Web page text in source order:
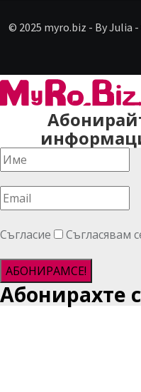
© 2025 myro.biz - By Julia
Съгласие Съгласявам
АБОНИРАМСЕ!
Абонирахте